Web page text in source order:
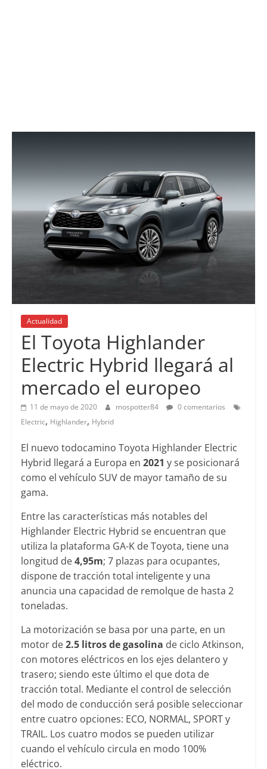
Actualidad
El Toyota Highlander
Electric Hybrid llegará al
mercado el europeo
11 de mayo de 2020 mospotter84
0 comentarios
Electric, Highlander, Hybrid
El nuevo todocamino Toyota Highlander Electric
Hybrid llegará a Europa en 2021 y se posicionará
como el vehículo SUV de mayor tamaño de su
gama.
Entre las características más notables del
Highlander Electric Hybrid se encuentran que
utiliza la plataforma GA-K de Toyota, tiene una
longitud de4,95m; 7 plazas para ocupantes,
dispone de tracción total inteligente y una
anuncia una capacidad de remolque de hasta 2
toneladas.
La motorización se basa por una parte, en un
motor de2.5 litros de gasolina de ciclo Atkinson,
con motores eléctricos en los ejes delantero y
trasero; siendo este último el que dota de
tracción total. Mediante el control de selección
del modo de conducción será posible seleccionar
entre cuatro opciones: ECO, NORMAL, SPORT y
TRAIL. Los cuatro modos se pueden utilizar
cuando el vehículo circula en modo 100%
eléctrico.